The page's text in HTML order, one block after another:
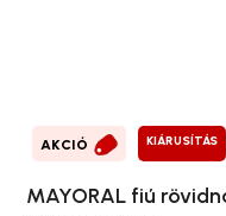
AKCIÓ KIÁRUSÍTÁS
MAYORAL fiú